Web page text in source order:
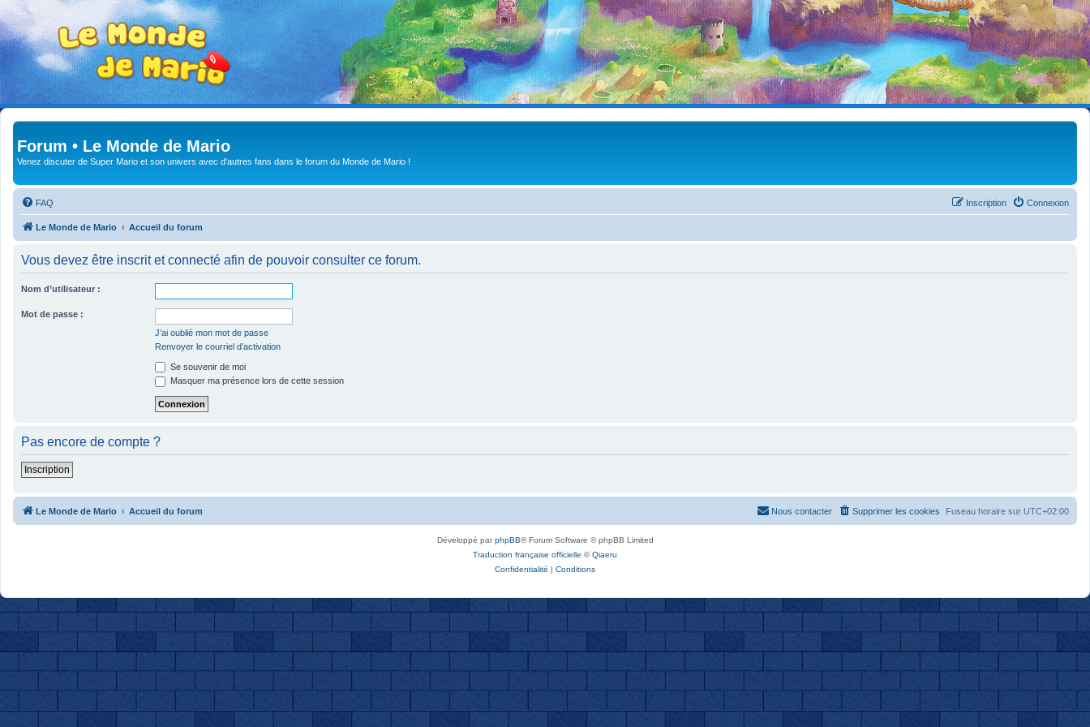
Forum • Le Monde de Mario
Venez discuter de Super Mario et son univers avec d'autres fans dans le forum du Monde de Mario !
FAQ Connexion
Inscription
Le Monde de Mario Accueil du forum
Vous devez être inscrit et connecté afin de pouvoir consulter ce forum.
Nom d’utilisateur :
Mot de passe :
J’ai oublié mon mot de passe
Renvoyer le courriel d’activation
Se souvenir de moi
Masquer ma présence lors de cette session
Pas encore de compte ?
Inscription
Le Monde de Mario Accueil du forum Fuseau horaire sur UTC+02:00
Supprimer les cookies
Nous contacter
Développé parphpBB® Forum Software © phpBB Limited
Traduction française officielle ©Qiaeru
Confidentialité | Conditions